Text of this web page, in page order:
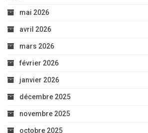
mai 2026
avril 2026
mars 2026
février 2026
janvier 2026
décembre 2025
novembre 2025
octobre 2025